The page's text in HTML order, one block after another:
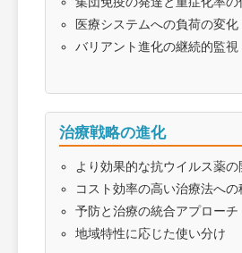
医療システムへの負荷の変化
バリアント進化の継続的監視
治療戦略の進化
より効果的な抗ウイルス薬の
コスト効率の高い治療法への
予防と治療の統合アプローチ
地域特性に応じた使い分け